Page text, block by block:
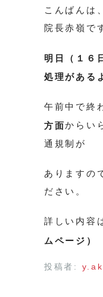
こんばんは
院長赤嶺で
明日（１６
処理がある
午前中で終
方面からい
通規制が
ありますの
ださい。
詳しい内容
ムページ）
投稿者: